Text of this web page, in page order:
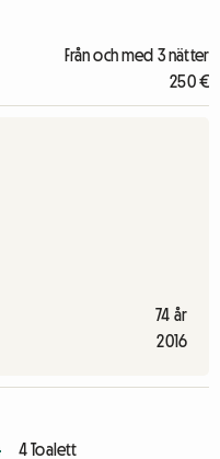
Från och med 3 nätter
250 €
74 år
2016
4 Toalett